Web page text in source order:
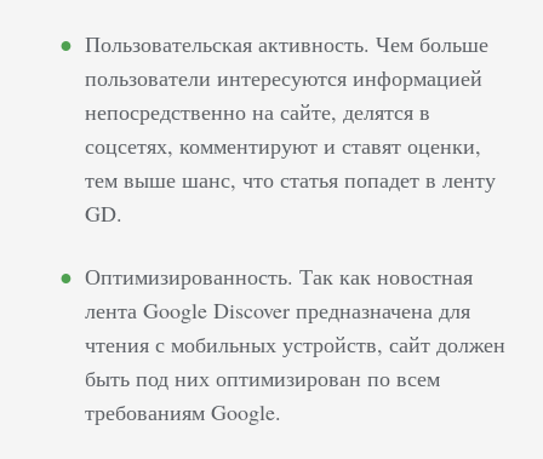
Пользовательская активность. Чем больше
пользователи интересуются информацией
непосредственно на сайте, делятся в
соцсетях, комментируют и ставят оценки,
тем выше шанс, что статья попадет в ленту
GD.
Оптимизированность. Так как новостная
лента Google Discover предназначена для
чтения с мобильных устройств, сайт должен
быть под них оптимизирован по всем
требованиям Google.